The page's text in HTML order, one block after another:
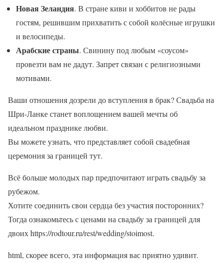
Новая Зеландия. В стране киви и хоббитов не рады
гостям, решившим прихватить с собой колёсные игрушки
и велосипеды.
Арабские страны. Свинину под любым «соусом»
провезти вам не дадут. Запрет связан с религиозными
мотивами.
Ваши отношения дозрели до вступления в брак? Свадьба на
Шри-Ланке станет воплощением вашей мечты об
идеальном празднике любви.
Вы можете узнать, что представляет собой свадебная
церемония за границей тут.
Всё больше молодых пар предпочитают играть свадьбу за
рубежом.
Хотите соединить свои сердца без участия посторонних?
Тогда ознакомьтесь с ценами на свадьбу за границей для
двоих https://rodtour.ru/rest/wedding/stoimost.
html, скорее всего, эта информация вас приятно удивит.